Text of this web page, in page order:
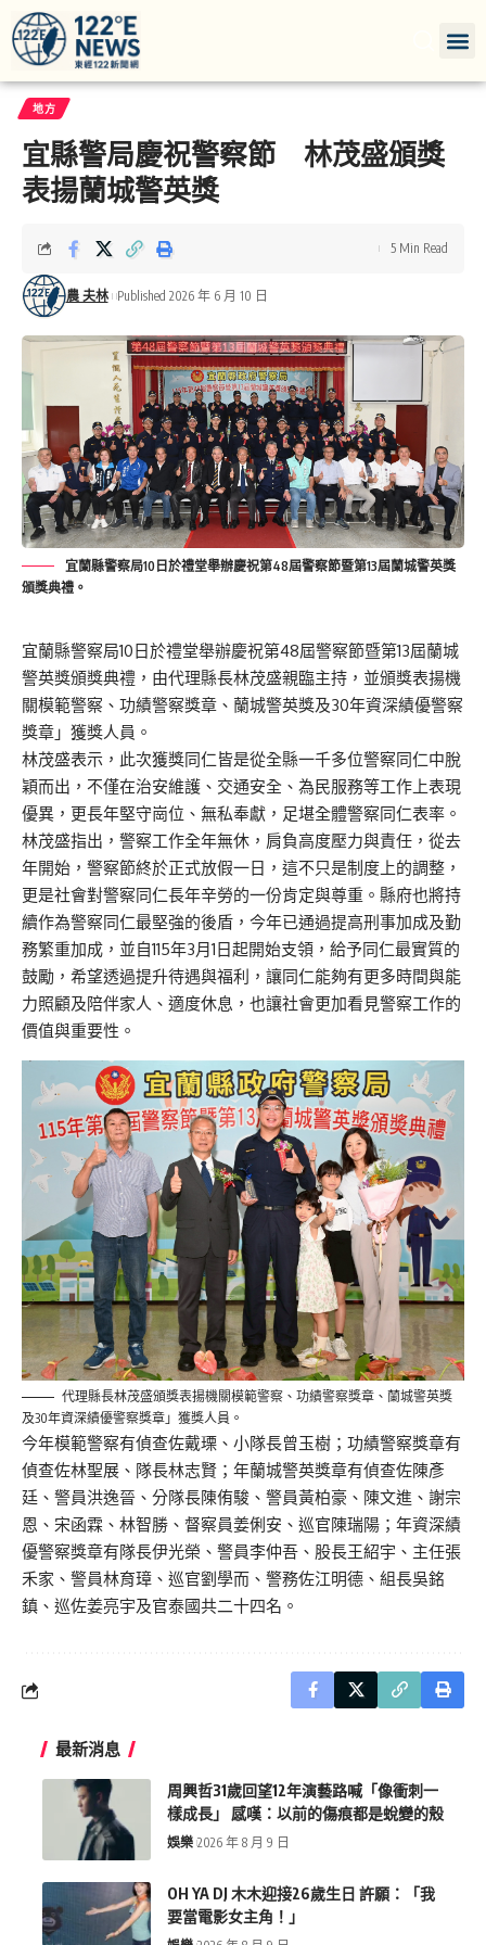
地方
宜縣警局慶祝警察節 林茂盛頒獎
表揚蘭城警英獎
農 夫林 Published 2026 年 6 月 10 日
5 Min Read
宜蘭縣警察局10日於禮堂舉辦慶祝第48屆警察節暨第13屆蘭城警英獎
頒獎典禮。
宜蘭縣警察局10日於禮堂舉辦慶祝第48屆警察節暨第13屆蘭城
警英獎頒獎典禮，由代理縣長林茂盛親臨主持，並頒獎表揚機
關模範警察、功績警察獎章、蘭城警英獎及30年資深績優警察
獎章」獲獎人員。
林茂盛表示，此次獲獎同仁皆是從全縣一千多位警察同仁中脫
穎而出，不僅在治安維護、交通安全、為民服務等工作上表現
優異，更長年堅守崗位、無私奉獻，足堪全體警察同仁表率。
林茂盛指出，警察工作全年無休，肩負高度壓力與責任，從去
年開始，警察節終於正式放假一日，這不只是制度上的調整，
更是社會對警察同仁長年辛勞的一份肯定與尊重。縣府也將持
續作為警察同仁最堅強的後盾，今年已通過提高刑事加成及勤
務繁重加成，並自115年3月1日起開始支領，給予同仁最實質的
鼓勵，希望透過提升待遇與福利，讓同仁能夠有更多時間與能
力照顧及陪伴家人、適度休息，也讓社會更加看見警察工作的
價值與重要性。
代理縣長林茂盛頒獎表揚機關模範警察、功績警察獎章、蘭城警英獎
及30年資深績優警察獎章」獲獎人員。
今年模範警察有偵查佐戴瑮、小隊長曾玉樹；功績警察獎章有
偵查佐林聖展、隊長林志賢；年蘭城警英獎章有偵查佐陳彥
廷、警員洪逸晉、分隊長陳侑駿、警員黃柏豪、陳文進、謝宗
恩、宋函霖、林智勝、督察員姜俐安、巡官陳瑞陽；年資深績
優警察獎章有隊長伊光榮、警員李仲吾、股長王紹宇、主任張
禾家、警員林育璋、巡官劉學而、警務佐江明德、組長吳銘
鎮、巡佐姜亮宇及官泰國共二十四名。
最新消息
周興哲31歲回望12年演藝路喊「像衝刺一
樣成長」 感嘆：以前的傷痕都是蛻變的殼
娛樂 2026 年 8 月 9 日
OH YA DJ 木木迎接26歲生日 許願：「我
要當電影女主角！」